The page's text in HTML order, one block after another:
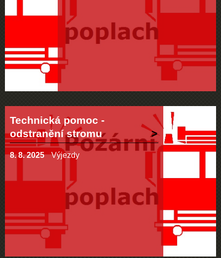
Technická pomoc -
odstranění stromu
8. 8. 2025 Výjezdy